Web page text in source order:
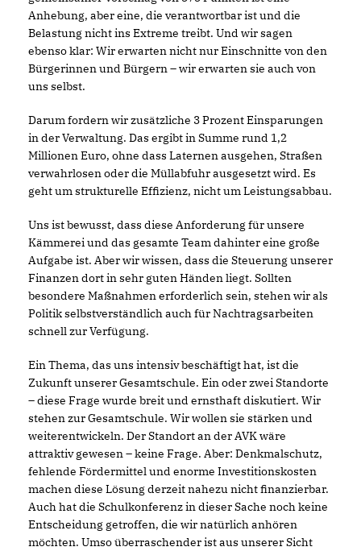
Anhebung, aber eine, die verantwortbar ist und die
Belastung nicht ins Extreme treibt. Und wir sagen
ebenso klar: Wir erwarten nicht nur Einschnitte von den
Bürgerinnen und Bürgern – wir erwarten sie auch von
uns selbst.
Darum fordern wir zusätzliche 3 Prozent Einsparungen
in der Verwaltung. Das ergibt in Summe rund 1,2
Millionen Euro, ohne dass Laternen ausgehen, Straßen
verwahrlosen oder die Müllabfuhr ausgesetzt wird. Es
geht um strukturelle Effizienz, nicht um Leistungsabbau.
Uns ist bewusst, dass diese Anforderung für unsere
Kämmerei und das gesamte Team dahinter eine große
Aufgabe ist. Aber wir wissen, dass die Steuerung unserer
Finanzen dort in sehr guten Händen liegt. Sollten
besondere Maßnahmen erforderlich sein, stehen wir als
Politik selbstverständlich auch für Nachtragsarbeiten
schnell zur Verfügung.
Ein Thema, das uns intensiv beschäftigt hat, ist die
Zukunft unserer Gesamtschule. Ein oder zwei Standorte
– diese Frage wurde breit und ernsthaft diskutiert. Wir
stehen zur Gesamtschule. Wir wollen sie stärken und
weiterentwickeln. Der Standort an der AVK wäre
attraktiv gewesen – keine Frage. Aber: Denkmalschutz,
fehlende Fördermittel und enorme Investitionskosten
machen diese Lösung derzeit nahezu nicht finanzierbar.
Auch hat die Schulkonferenz in dieser Sache noch keine
Entscheidung getroffen, die wir natürlich anhören
möchten. Umso überraschender ist aus unserer Sicht